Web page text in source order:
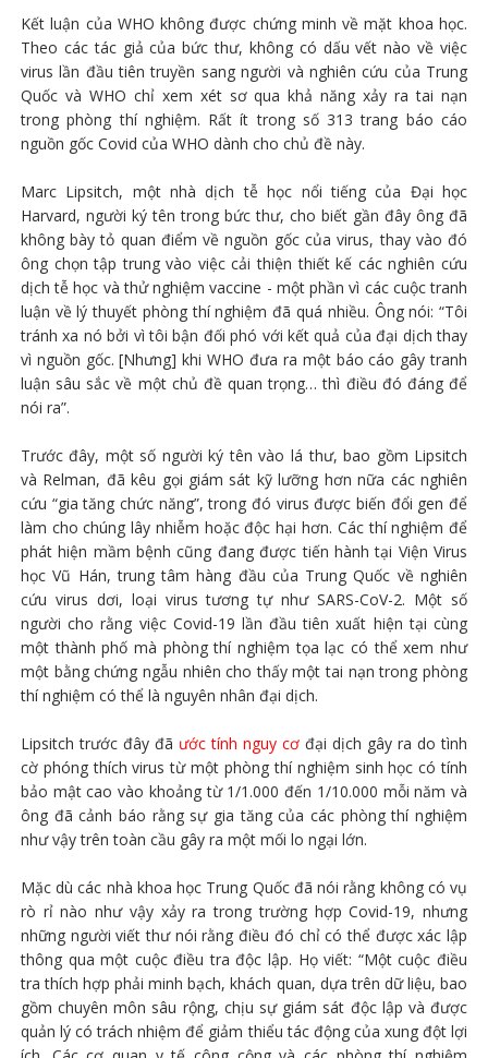
Kết luận của WHO không được chứng minh về mặt khoa học.
Theo các tác giả của bức thư, không có dấu vết nào về việc
virus lần đầu tiên truyền sang người và nghiên cứu của Trung
Quốc và WHO chỉ xem xét sơ qua khả năng xảy ra tai nạn
trong phòng thí nghiệm. Rất ít trong số 313 trang báo cáo
nguồn gốc Covid của WHO dành cho chủ đề này.
Marc Lipsitch, một nhà dịch tễ học nổi tiếng của Đại học
Harvard, người ký tên trong bức thư, cho biết gần đây ông đã
không bày tỏ quan điểm về nguồn gốc của virus, thay vào đó
ông chọn tập trung vào việc cải thiện thiết kế các nghiên cứu
dịch tễ học và thử nghiệm vaccine - một phần vì các cuộc tranh
luận về lý thuyết phòng thí nghiệm đã quá nhiều. Ông nói: “Tôi
tránh xa nó bởi vì tôi bận đối phó với kết quả của đại dịch thay
vì nguồn gốc. [Nhưng] khi WHO đưa ra một báo cáo gây tranh
luận sâu sắc về một chủ đề quan trọng… thì điều đó đáng để
nói ra”.
Trước đây, một số người ký tên vào lá thư, bao gồm Lipsitch
và Relman, đã kêu gọi giám sát kỹ lưỡng hơn nữa các nghiên
cứu “gia tăng chức năng”, trong đó virus được biến đổi gen để
làm cho chúng lây nhiễm hoặc độc hại hơn. Các thí nghiệm để
phát hiện mầm bệnh cũng đang được tiến hành tại Viện Virus
học Vũ Hán, trung tâm hàng đầu của Trung Quốc về nghiên
cứu virus dơi, loại virus tương tự như SARS-CoV-2. Một số
người cho rằng việc Covid-19 lần đầu tiên xuất hiện tại cùng
một thành phố mà phòng thí nghiệm tọa lạc có thể xem như
một bằng chứng ngẫu nhiên cho thấy một tai nạn trong phòng
thí nghiệm có thể là nguyên nhân đại dịch.
Lipsitch trước đây đã ước tính nguy cơ đại dịch gây ra do tình
cờ phóng thích virus từ một phòng thí nghiệm sinh học có tính
bảo mật cao vào khoảng từ 1/1.000 đến 1/10.000 mỗi năm và
ông đã cảnh báo rằng sự gia tăng của các phòng thí nghiệm
như vậy trên toàn cầu gây ra một mối lo ngại lớn.
Mặc dù các nhà khoa học Trung Quốc đã nói rằng không có vụ
rò rỉ nào như vậy xảy ra trong trường hợp Covid-19, nhưng
những người viết thư nói rằng điều đó chỉ có thể được xác lập
thông qua một cuộc điều tra độc lập. Họ viết: “Một cuộc điều
tra thích hợp phải minh bạch, khách quan, dựa trên dữ liệu, bao
gồm chuyên môn sâu rộng, chịu sự giám sát độc lập và được
quản lý có trách nhiệm để giảm thiểu tác động của xung đột lợi